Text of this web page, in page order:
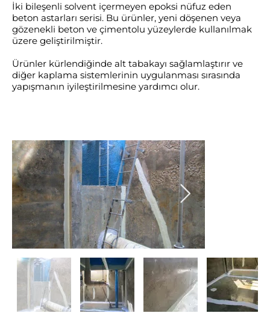
İki bileşenli solvent içermeyen epoksi nüfuz eden
beton astarları serisi. Bu ürünler, yeni döşenen veya
gözenekli beton ve çimentolu yüzeylerde kullanılmak
üzere geliştirilmiştir.
Ürünler kürlendiğinde alt tabakayı sağlamlaştırır ve
diğer kaplama sistemlerinin uygulanması sırasında
yapışmanın iyileştirilmesine yardımcı olur.